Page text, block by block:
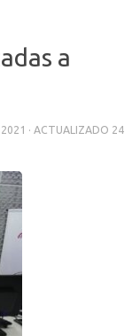
a
· ACTUALIZADO 24